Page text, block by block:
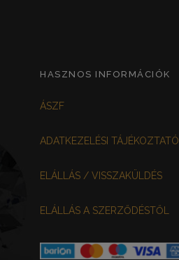
HASZNOS INFORMÁCIÓK
ÁSZF
ADATKEZELÉSI TÁJÉKOZTATÓ
ELÁLLÁS / VISSZAKÜLDÉS
ELÁLLÁS A SZERZŐDÉSTŐL